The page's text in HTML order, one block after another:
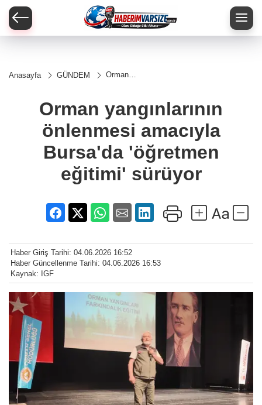
Anasayfa GÜNDEM
Orman
Bursa'da
'öğretmen
eğitimi'
sürüyor
Orman yangınlarının
önlenmesi amacıyla
Bursa'da 'öğretmen
eğitimi' sürüyor
Haber Giriş Tarihi: 04.06.2026 16:52
Haber Güncellenme Tarihi: 04.06.2026 16:53
Kaynak: IGF